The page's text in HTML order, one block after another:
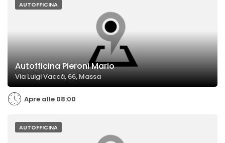
AUTOFFICINA
Autofficina Pieroni Mario
Via Luigi Vaccà, 66, Massa
Apre alle 08:00
AUTOFFICINA